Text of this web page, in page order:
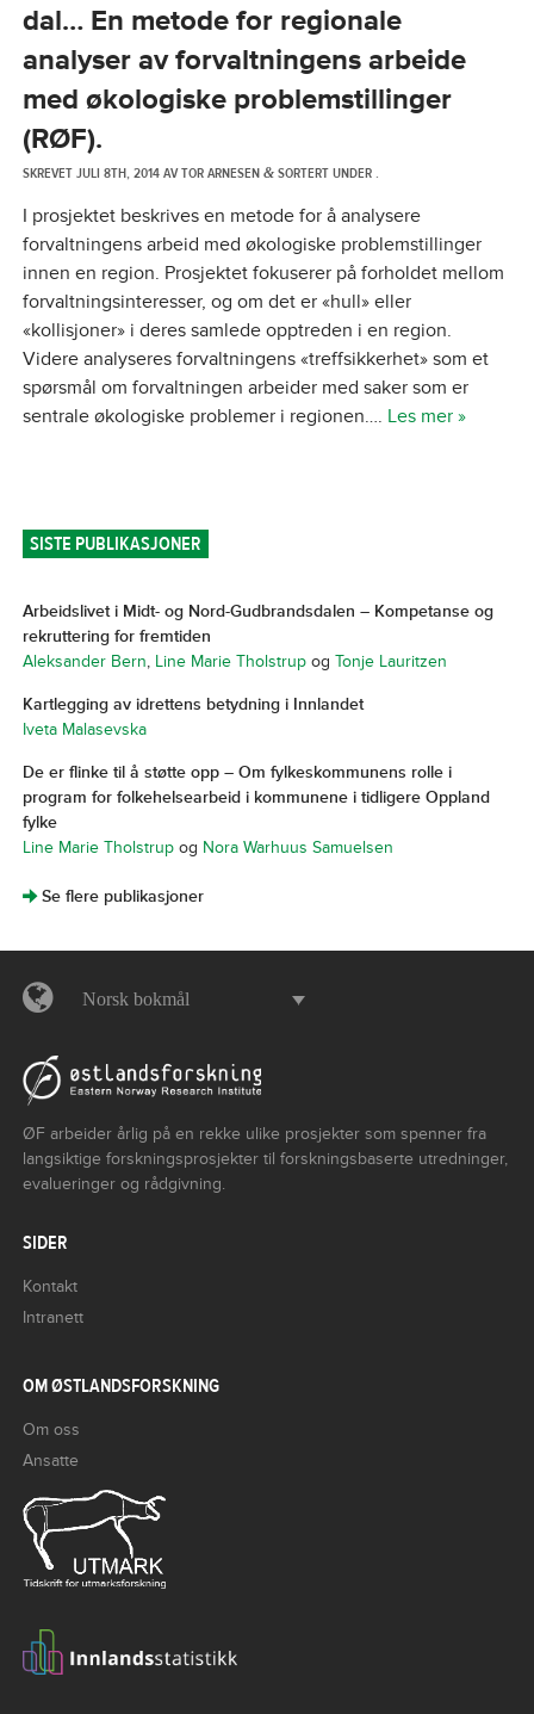
dal… En metode for regionale
analyser av forvaltningens arbeide
med økologiske problemstillinger
(RØF).
SKREVETJULI 8TH, 2014AVTOR ARNESEN &SORTERT UNDER .
I prosjektet beskrives en metode for å analysere
forvaltningens arbeid med økologiske problemstillinger
innen en region. Prosjektet fokuserer på forholdet mellom
forvaltningsinteresser, og om det er «hull» eller
«kollisjoner» i deres samlede opptreden i en region.
Videre analyseres forvaltningens «treffsikkerhet» som et
spørsmål om forvaltningen arbeider med saker som er
sentrale økologiske problemer i regionen…. Les mer »
SISTE PUBLIKASJONER
Arbeidslivet i Midt- og Nord-Gudbrandsdalen – Kompetanse og
rekruttering for fremtiden
Aleksander Bern, Line Marie Tholstrupog Tonje Lauritzen
Kartlegging av idrettens betydning i Innlandet
Iveta Malasevska
De er flinke til å støtte opp – Om fylkeskommunens rolle i
program for folkehelsearbeid i kommunene i tidligere Oppland
fylke
Line Marie Tholstrupog Nora Warhuus Samuelsen
]Se flere publikasjoner
Norsk bokmål
ØF arbeider årlig på en rekke ulike prosjekter som spenner fra
langsiktige forskningsprosjekter til forskningsbaserte utredninger,
evalueringer og rådgivning.
SIDER
Kontakt
Intranett
OM ØSTLANDSFORSKNING
Om oss
Ansatte